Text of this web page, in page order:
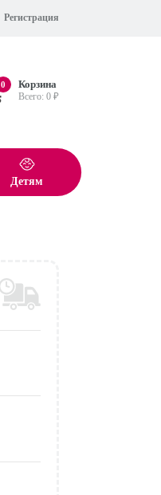
Регистрация
0 Корзина
Всего:0 ₽
Детям